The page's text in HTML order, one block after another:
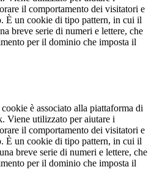
il comportamento dei visitatori e
È un cookie di tipo pattern, in cui il
breve serie di numeri e lettere, che
per il dominio che imposta il
è associato alla piattaforma di
Viene utilizzato per aiutare i
il comportamento dei visitatori e
È un cookie di tipo pattern, in cui il
breve serie di numeri e lettere, che
per il dominio che imposta il